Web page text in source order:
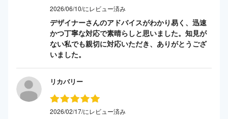
2026/06/10/にレビュー済み
デザイナーさんのアドバイスがわかり易く、迅速
かつ丁寧な対応で素晴らしと思いました。知見が
ない私でも親切に対応いただき、ありがとうござ
いました。
リカバリー
2026/02/17/にレビュー済み